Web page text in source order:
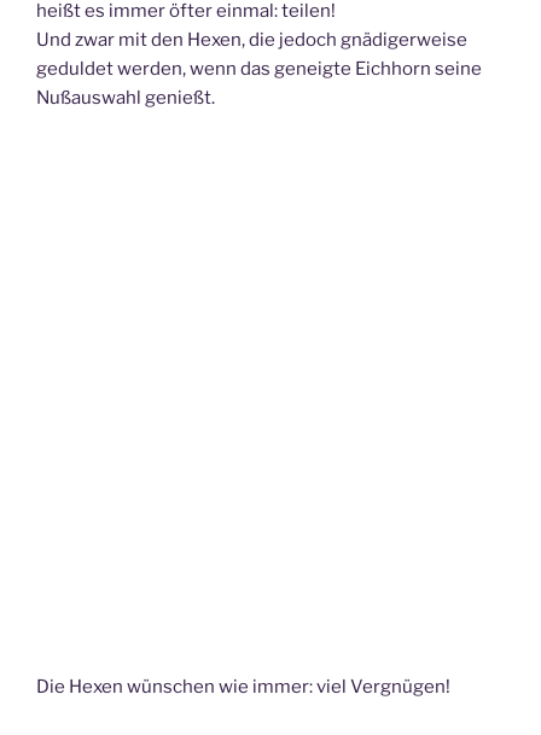
heißt es immer öfter einmal: teilen!
Und zwar mit den Hexen, die jedoch gnädigerweise
geduldet werden, wenn das geneigte Eichhorn seine
Nußauswahl genießt.
Die Hexen wünschen wie immer: viel Vergnügen!